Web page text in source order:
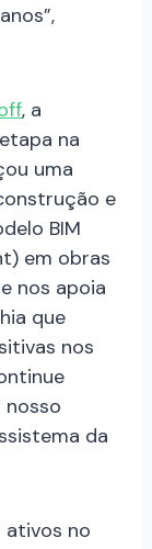
, a
na
uma
e
BIM
em obras
nos apoia
que
nos
nosso
da
ativos no